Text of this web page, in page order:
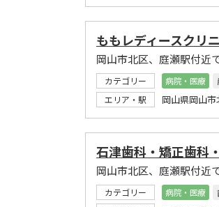
ももレディースクリ
岡山市北区、庭瀬駅付近
カテゴリー 病院・医療
エリア・駅
岡山県岡山
石津歯科・矯正歯科
岡山市北区、庭瀬駅付近
カテゴリー 病院・医療